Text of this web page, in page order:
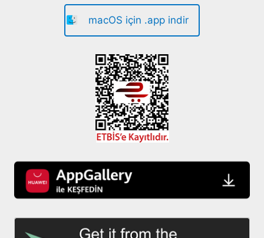
macOS için .app indir